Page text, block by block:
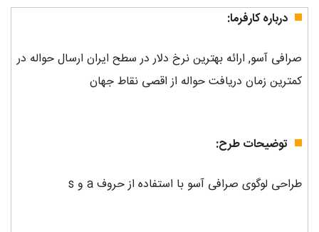
درباره کارفرما:
صرافی آسو, ارائه بهترین نرخ دلار در سطح ایران ارسال حواله در
کمترین زمان دریافت حواله از اقصی نقاط جهان
توضیحات طرح:
طراحی لوگوی صرافی آسو با استفاده از حروف a و s